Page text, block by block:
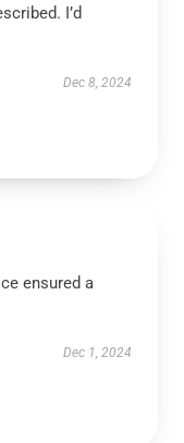
I’d
Dec 8, 2024
ensured a
Dec 1, 2024